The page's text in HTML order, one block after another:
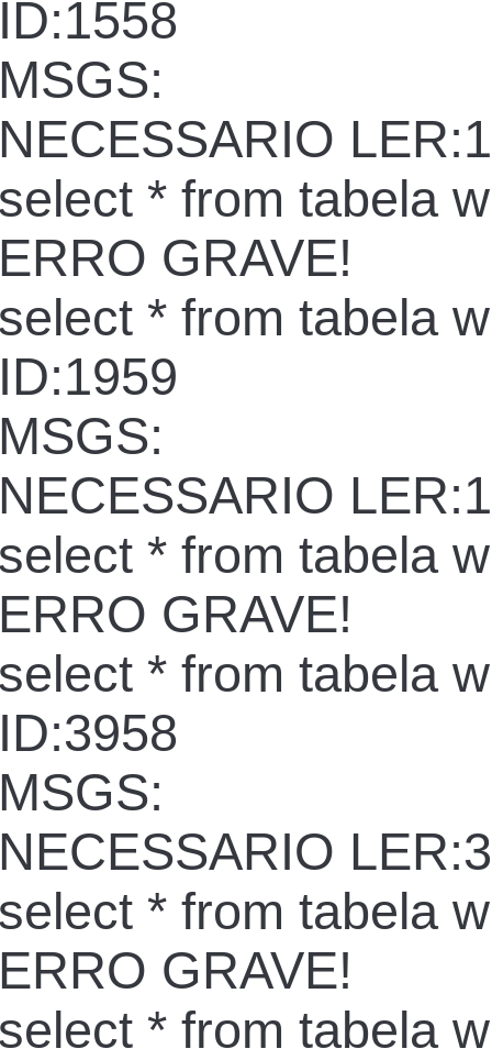
* from tabela
GRAVE!
* from tabela
* from tabela
GRAVE!
* from tabela
* from tabela
GRAVE!
* from tabela